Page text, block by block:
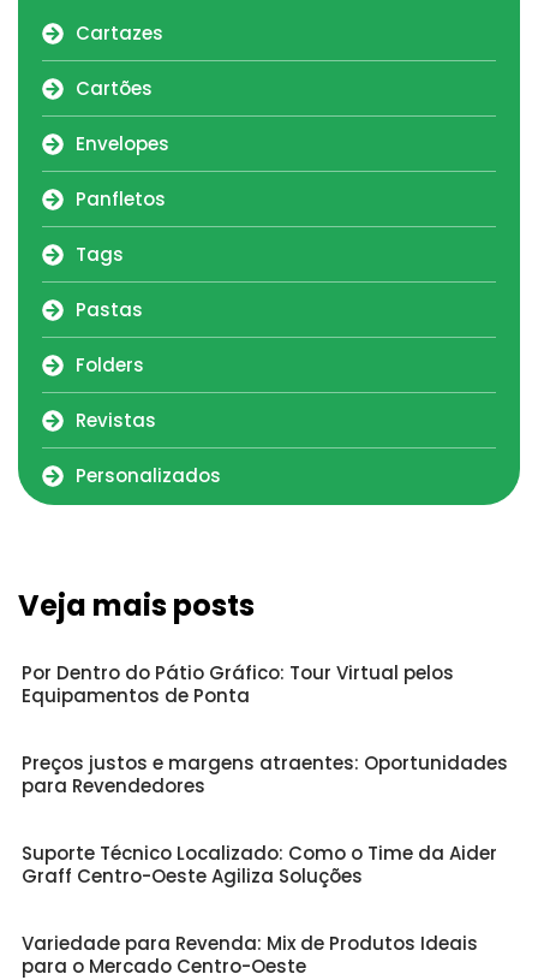
Cartazes
Cartões
Envelopes
Panfletos
Tags
Pastas
Folders
Revistas
Personalizados
Veja mais posts
Por Dentro do Pátio Gráfico: Tour Virtual pelos
Equipamentos de Ponta
Preços justos e margens atraentes: Oportunidades
para Revendedores
Suporte Técnico Localizado: Como o Time da Aider
Graff Centro-Oeste Agiliza Soluções
Variedade para Revenda: Mix de Produtos Ideais
para o Mercado Centro-Oeste